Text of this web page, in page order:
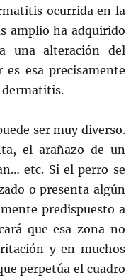
ocurrida en la
amplio ha adquirido
una alteración del
esa precisamente
dermatitis.
ser muy diverso.
el arañazo de un
etc. Si el perro se
o presenta algún
predispuesto a
que esa zona no
y en muchos
perpetúa el cuadro